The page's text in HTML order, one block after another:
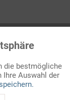
(World
für die ...
Aktiv
Inaktiv
die bestmögliche
Ihre Auswahl der